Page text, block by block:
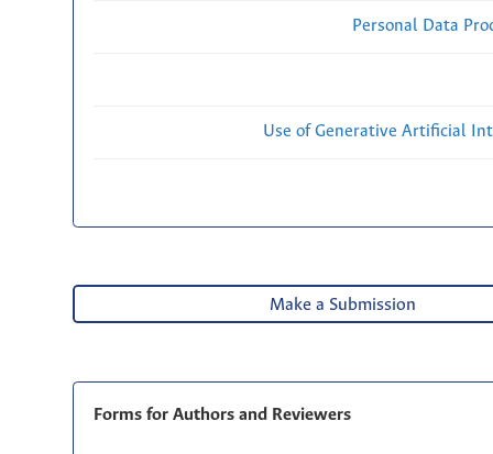
Personal Data
Use of Generative Artificial
Make a Submission
Forms for Authors and Reviewers